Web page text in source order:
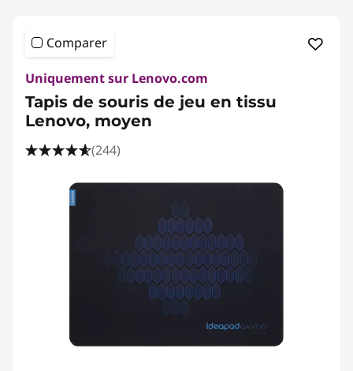
Comparer
Uniquement sur Lenovo.com
Tapis de souris de jeu en tissu
Lenovo, moyen
(244)